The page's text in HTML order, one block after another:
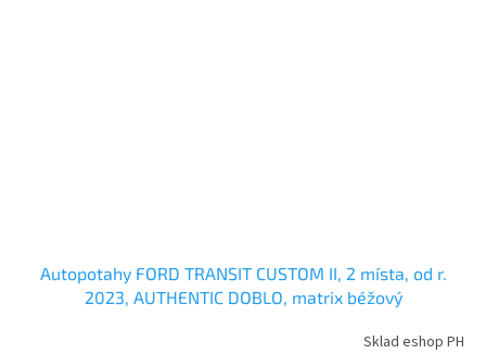
Autopotahy FORD TRANSIT CUSTOM II, 2 místa, od r.
2023, AUTHENTIC DOBLO, matrix béžový
Sklad eshop PH